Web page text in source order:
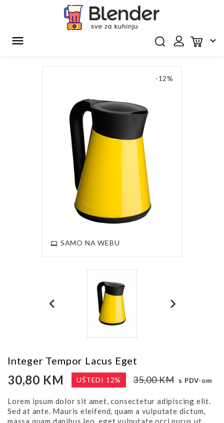
 
SAMO NA WEBU
-12%
Integer Tempor Lacus Eget
30,80 KM UŠTEDI 12% 35,00 KM s PDV-om
Lorem ipsum dolor sit amet, consectetur adipiscing elit.
Sed at ante. Mauris eleifend, quam a vulputate dictum,
massa quam dapibus leo, eget vulputate orci purus ut